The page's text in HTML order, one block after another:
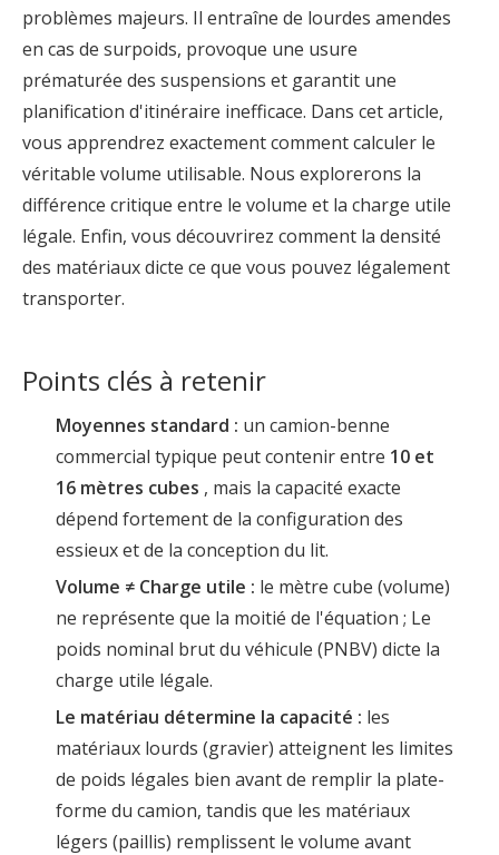
problèmes majeurs. Il entraîne de lourdes amendes
en cas de surpoids, provoque une usure
prématurée des suspensions et garantit une
planification d'itinéraire inefficace. Dans cet article,
vous apprendrez exactement comment calculer le
véritable volume utilisable. Nous explorerons la
différence critique entre le volume et la charge utile
légale. Enfin, vous découvrirez comment la densité
des matériaux dicte ce que vous pouvez légalement
transporter.
Points clés à retenir
Moyennes standard : un camion-benne
commercial typique peut contenir entre 10 et
16 mètres cubes , mais la capacité exacte
dépend fortement de la configuration des
essieux et de la conception du lit.
Volume ≠ Charge utile : le mètre cube (volume)
ne représente que la moitié de l'équation ; Le
poids nominal brut du véhicule (PNBV) dicte la
charge utile légale.
Le matériau détermine la capacité : les
matériaux lourds (gravier) atteignent les limites
de poids légales bien avant de remplir la plate-
forme du camion, tandis que les matériaux
légers (paillis) remplissent le volume avant